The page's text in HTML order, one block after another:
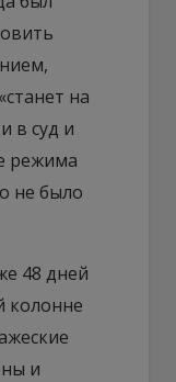
на
в суд и
режима
не было
48 дней
колонне
и